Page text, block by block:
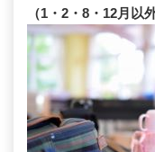
（1・2・8・12月